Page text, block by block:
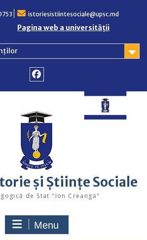
istoriesistiintesociale@upsc.md
Pagina web a universității
și Științe Sociale
de Stat "Ion Creangă"
Menu